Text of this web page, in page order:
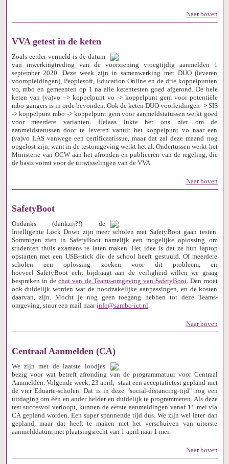
Naar boven
VVA getest in de keten
Zoals eerder vermeld is de datum
van inwerkingtreding van de voorziening vroegtijdig aanmelden 1
september 2020. Deze week zijn in samenwerking met DUO (leveren
vooropleidingen), Peoplesoft, Education Online en de drie koppelpunten
vo, mbo en gemeenten op 1 na alle ketentesten goed afgerond. De hele
keten van (va)vo –> koppelpunt vo -> koppelpunt gem voor potentiële
mbo-gangers is in orde bevonden. Ook de keten DUO voorleidingen -> SIS
-> koppelpunt mbo -> koppelpunt gem voor aanmeldstatussen werkt goed
voor meerdere varianten. Helaas lukte het ons niet om de
aanmeldstatussen door te leveren vanuit het koppelpunt vo naar een
(va)vo LAS vanwege een certificaatissue, maar dat zal deze maand nog
opgelost zijn, want in de testomgeving werkt het al. Ondertussen werkt het
Ministerie van OCW aan het afronden en publiceren van de regeling, die
de basis vormt voor de uitwisselingen van de VVA.
Naar boven
SafetyBoot
Ondanks (dankzij?!) de
Intelligente Lock Down zijn meer scholen met SafetyBoot gaan testen.
Sommigen zien in SafetyBoot namelijk een mogelijke oplossing om
studenten thuis examens te laten maken. Het idee is dat ze hun laptop
opstarten met een USB-stick die de school heeft gestuurd. Of meerdere
scholen een oplossing zoeken voor dit probleem, en
hoeveel SafetyBoot echt bijdraagt aan de veiligheid willen we graag
bespreken in dechat van de Teams-omgeving van SafetyBoot. Dan moet
ook duidelijk worden wat de noodzakelijke aanpassingen, en de kosten
daarvan, zijn. Mocht je nog geen toegang hebben tot deze Teams-
omgeving, stuur een mail naar info@sambo-ict.nl.
Naar boven
Centraal Aanmelden (CA)
We zijn met de laatste loodjes
bezig voor wat betreft afronding van de programmatuur voor Centraal
Aanmelden. Volgende week, 23 april, staat een acceptatietest gepland met
de vier Eduarte-scholen. Dat is in deze "social-distancing-tijd" nog een
uitdaging om één en ander helder en duidelijk te programmeren. Als deze
test succesvol verloopt, kunnen de eerste aanmeldingen vanaf 11 mei via
CA gepland worden. Een super spannende tijd dus. We zijn wel later dan
gepland, maar dat heeft te maken met het verschuiven van uiterste
aanmelddatum met plaatsingsrecht van 1 april naar 1 mei.
Naar boven